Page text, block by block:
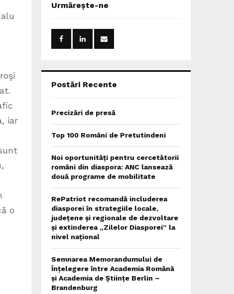
iar
o
h
o
:
Urmărește-ne
Postări Recente
Precizări de presă
Top 100 Români de Pretutindeni
Noi oportunități pentru cercetătorii
români din diaspora: ANC lansează
două programe de mobilitate
RePatriot recomandă includerea
diasporei în strategiile locale,
județene și regionale de dezvoltare
și extinderea „Zilelor Diasporei” la
nivel național
Semnarea Memorandumului de
Înțelegere între Academia Română
și Academia de Științe Berlin –
Brandenburg